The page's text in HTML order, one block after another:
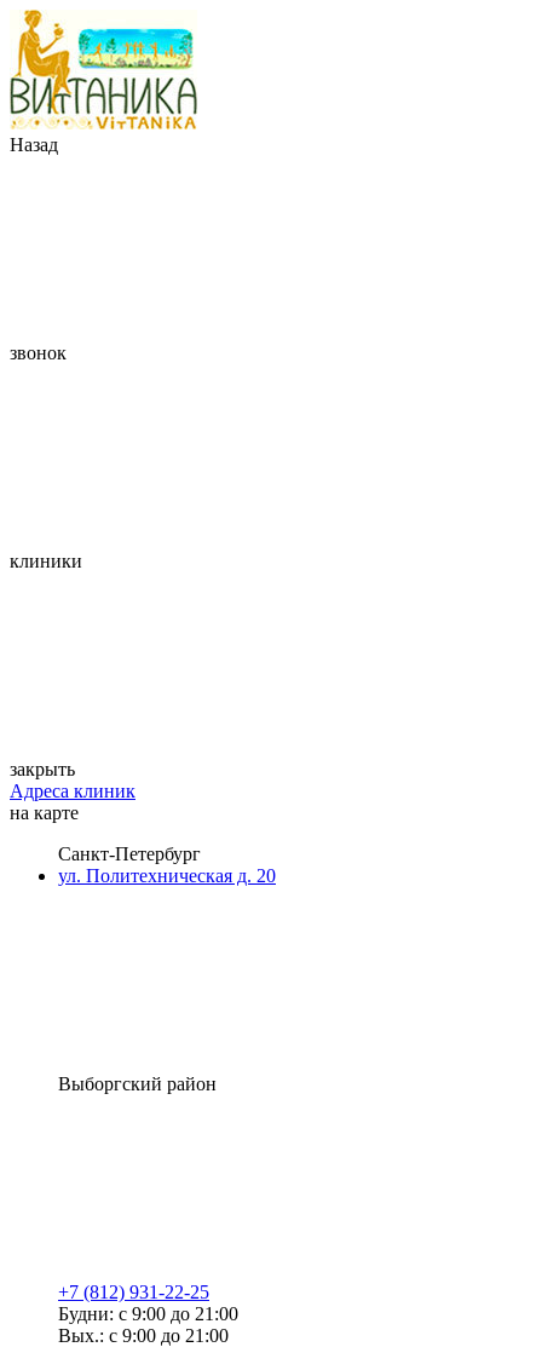
Назад
звонок
клиники
закрыть
Адреса клиник
на карте
Санкт-Петербург
ул. Политехническая д. 20
Выборгский район
+7 (812) 931-22-25
Будни: с 9:00 до 21:00
Вых.: с 9:00 до 21:00